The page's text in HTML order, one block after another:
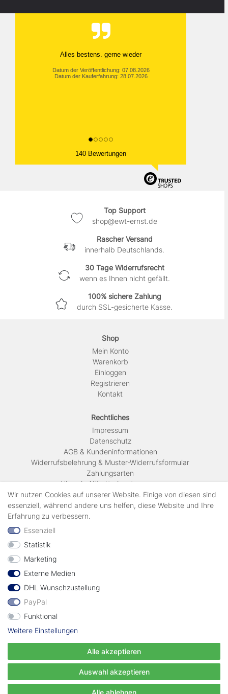
Alles bestens. gerne wieder
Datum der Veröffentlichung: 07.08.2026
Datum der Kauferfahrung: 28.07.2026
140 Bewertungen
Top Support
shop@ewt-ernst.de
Rascher Versand
innerhalb Deutschlands.
30 Tage Widerrufsrecht
wenn es Ihnen nicht gefällt.
100% sichere Zahlung
durch SSL-gesicherte Kasse.
Shop
Mein Konto
Warenkorb
Einloggen
Registrieren
Kontakt
Rechtliches
Impressum
Daten­schutz
AGB & Kundeninformationen
Widerrufsbelehrung & Muster-Widerrufsformular
Zahlungsarten
Hinweis Altbatterieentsorgung
Versandkosten & Lieferinformationen
Zahlungsarten
geprüft durch
Vertrag widerrufen
© Copyright EWT 2024 | Alle Rechte vorbehalten.
Wir nutzen Cookies auf unserer Website. Einige von diesen sind
essenziell, während andere uns helfen, diese Website und Ihre
Erfahrung zu verbessern.
Essenziell
Statistik
Marketing
Externe Medien
DHL Wunschzustellung
PayPal
Funktional
Weitere Einstellungen
Alle akzeptieren
Auswahl akzeptieren
Alle ablehnen